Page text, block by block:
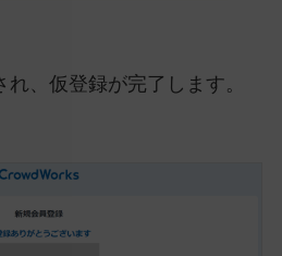
、仮登録が完了します。